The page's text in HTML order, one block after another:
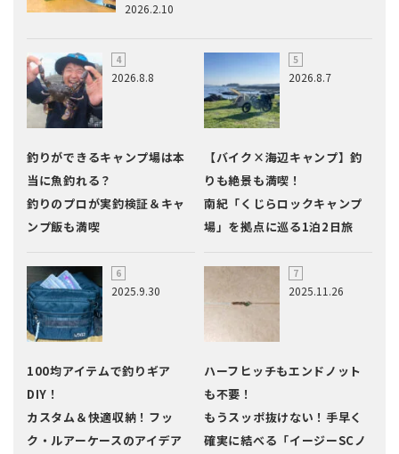
2026.2.10
2026.8.8
釣りができるキャンプ場は本
当に魚釣れる？
釣りのプロが実釣検証＆キャ
ンプ飯も満喫
2026.8.7
【バイク×海辺キャンプ】釣
りも絶景も満喫！
南紀「くじらロックキャンプ
場」を拠点に巡る1泊2日旅
2025.9.30
100均アイテムで釣りギア
DIY！
カスタム＆快適収納！フッ
ク・ルアーケースのアイデア
2025.11.26
ハーフヒッチもエンドノット
も不要！
もうスッポ抜けない！手早く
確実に結べる「イージーSCノ